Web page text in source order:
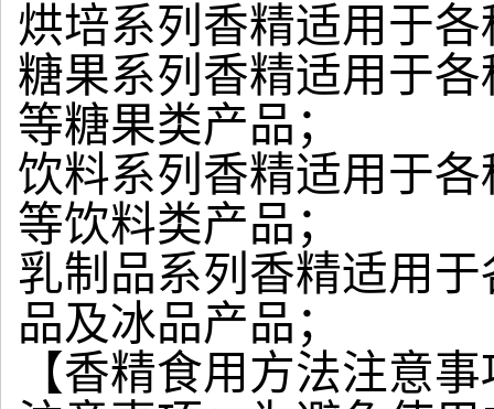
烘培系列香精适用于
糖果系列香精适用于
等糖果类产品；
饮料系列香精适用于
等饮料类产品；
乳制品系列香精适用
品及冰品产品；
【香精食用方法注意